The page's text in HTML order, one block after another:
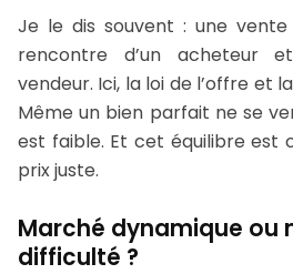
Je le dis souvent : une vente
rencontre d’un acheteur
vendeur. Ici, la loi de l’offre et
Même un bien parfait ne se
est faible. Et cet équilibre est
prix juste.
Marché dynamique ou
difficulté ?